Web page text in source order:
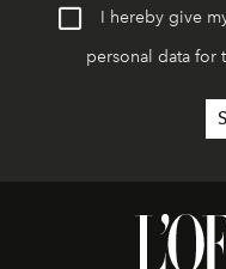
I hereby give
personal data for